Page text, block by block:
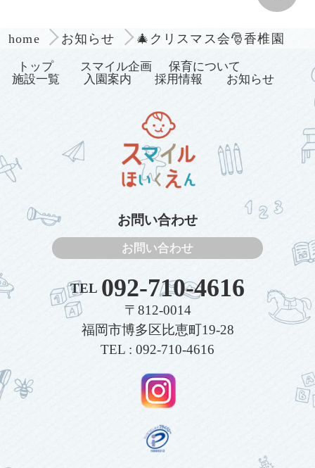
home お知らせ 🎄クリスマス会🎅香椎園
トップ スマイル企画
保育について
施設一覧
入園案内 採用情報 お知らせ
お問い合わせ
お問い合わせ
TEL 092-710-4616
〒812-0014
福岡市博多区比恵町19-28
TEL : 092-710-4616